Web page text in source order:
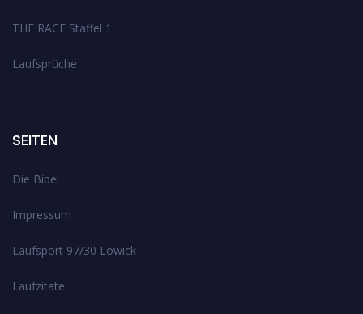
THE RACE Staffel 1
Laufsprüche
SEITEN
Die Bibel
Impressum
Laufsport 97/30 Lowick
Laufzitate